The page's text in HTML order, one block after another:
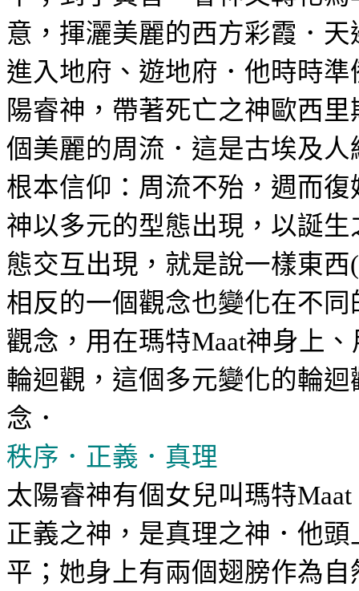
意，揮灑美麗的西方彩霞．
進入地府、遊地府．他時時
陽睿神，帶著死亡之神歐西里
個美麗的周流．這是古埃及
根本信仰：周流不殆，週而
神以多元的型態出現，以誕
態交互出現，就是說一樣東西(
相反的一個觀念也變化在不同
觀念，用在瑪特Maat神身上
輪迴觀，這個多元變化的輪
念．
秩序．正義．真理
太陽睿神有個女兒叫瑪特Maat
正義之神，是真理之神．他
平；她身上有兩個翅膀作為